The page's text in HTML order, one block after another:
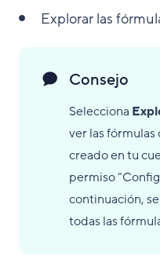
Explorar las
Consejo
Selecciona
ver las
creado en tu
permiso
continuación,
todas las